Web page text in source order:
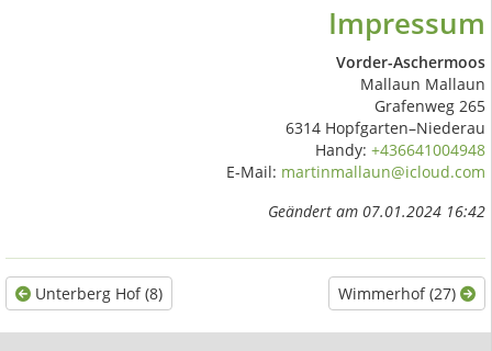
Impressum
Vorder-Aschermoos
Mallaun Mallaun
Grafenweg 265
6314 Hopfgarten–Niederau
Handy: +436641004948
E-Mail: martinmallaun@icloud.com
Geändert am 07.01.2024 16:42
Unterberg Hof (8) Wimmerhof (27)